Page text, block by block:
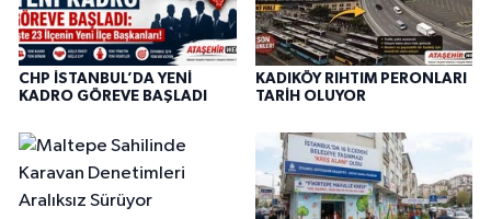
CHP İSTANBUL’DA YENİ
KADRO GÖREVE BAŞLADI
KADIKÖY RIHTIM PERONLARI
TARİH OLUYOR